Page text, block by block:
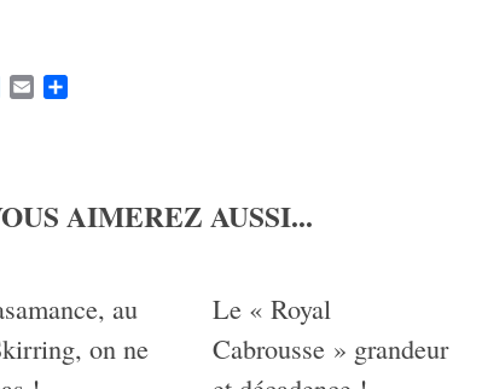
TwitterEmail
AIMEREZ AUSSI...
au
on ne
Le « Royal
Cabrousse » grandeur